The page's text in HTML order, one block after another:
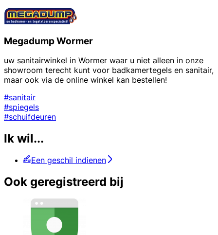
Megadump Wormer
uw sanitairwinkel in Wormer waar u niet alleen in onze
showroom terecht kunt voor badkamertegels en sanitair,
maar ook via de online winkel kan bestellen!
#sanitair
#spiegels
#schuifdeuren
Ik wil...
Een geschil indienen
Ook geregistreerd bij